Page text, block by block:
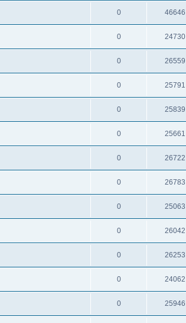
0 46646
0 24730
0 26559
0 25791
0 25839
0 25661
0 26722
0 26783
0 25063
0 26042
0 26253
0 24062
0 25946